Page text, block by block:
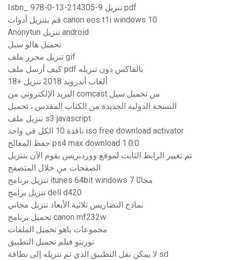
Isbn_ 978-0-13-214305-9 تنزيل pdf
قم بتنزيل أدوات canon eos t1i windows 10
Anonytun تنزيل android
تحميل هالو سيل
تنزيل محرر ملف gif
كيف أرسل ملف pdf بالفاكس دون تنزيله
18+ ألعاب أندرويد 2018 تنزيل
البريد الإلكتروني من comcast من تحميل سيل
النسخة الدولية الجديدة من الكتاب المقدس ، تحميل
تنزيل ملف s3 javascript
نافذة 10 الكل في واحد iso free download activator
حفظ المعالج ps4 max download 1.0.0
تم تغيير الرابط الثابت لموقع ووردبريس يقوم الآن بتنزيل
الصفحات من خلال المتصفح
تنزيل برنامج itunes 64bit windows 7 مجانًا
تنزيل برامج dell d420
نماذج التضاريس ثلاثية الأبعاد تنزيل مجاني
تحميل برنامج canon mf232w
مجموعات ياهو تحميل الملفات
تورنتو فيلم تحميل التطبيق
لا يمكن نقل التطبيق الذي تم تنزيله إلى بطاقة sd